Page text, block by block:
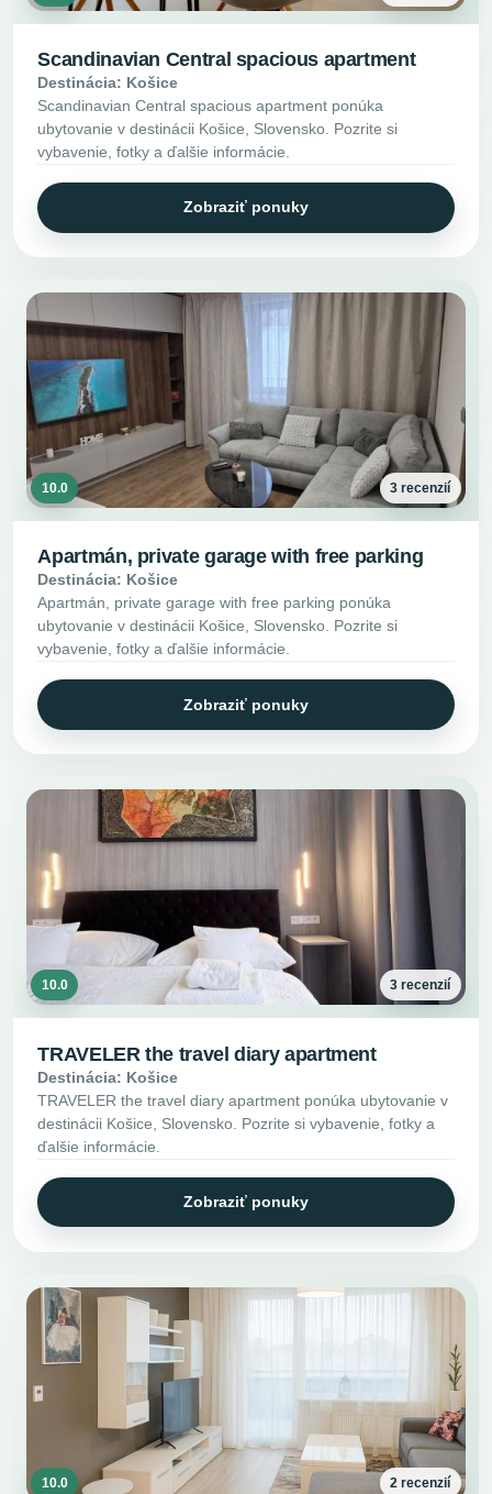
Scandinavian Central spacious apartment
Destinácia: Košice
Scandinavian Central spacious apartment ponúka
ubytovanie v destinácii Košice, Slovensko. Pozrite si
vybavenie, fotky a ďalšie informácie.
Zobraziť ponuky
10.0 3 recenzií
Apartmán, private garage with free parking
Destinácia: Košice
Apartmán, private garage with free parking ponúka
ubytovanie v destinácii Košice, Slovensko. Pozrite si
vybavenie, fotky a ďalšie informácie.
Zobraziť ponuky
10.0 3 recenzií
TRAVELER the travel diary apartment
Destinácia: Košice
TRAVELER the travel diary apartment ponúka ubytovanie v
destinácii Košice, Slovensko. Pozrite si vybavenie, fotky a
ďalšie informácie.
Zobraziť ponuky
10.0 2 recenzií